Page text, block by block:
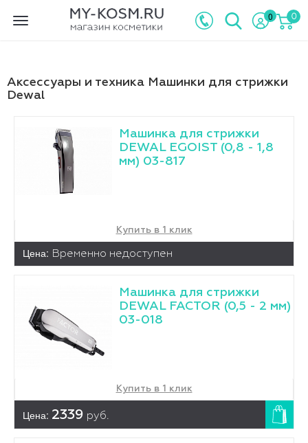
Toggle
0 0
Аксессуары и техника Машинки для стрижки
Dewal
Машинка для стрижки
DEWAL EGOIST (0,8 - 1,8
мм) 03-817
Купить в 1 клик
Цена: Временно недоступен
Машинка для стрижки
DEWAL FACTOR (0,5 - 2 мм)
03-018
Купить в 1 клик
Цена: 2339 руб.